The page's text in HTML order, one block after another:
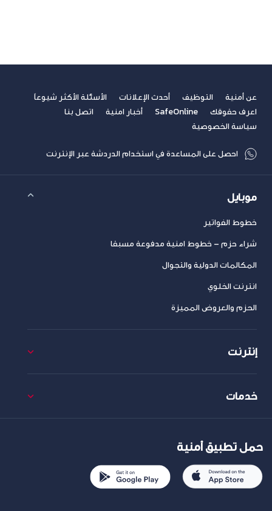
عن أمنية التوظيف أحدث الإعلانات
الأسئلة الأكثر شيوعاً
اعرف حقوقك
SafeOnline أخبار امنية
اتصل بنا
سياسة الخصوصية
احصل على المساعدة في استخدام الدردشة عبر الإنترنت
موبايل
خطوط الفواتير
شراء حزم – خطوط امنية مدفوعة مسبقا
المكالمات الدولية والتجوال
انترنت الخلوي
الحزم والعروض المميزة
إنترنت
خدمات
حمل تطبيق أمنية